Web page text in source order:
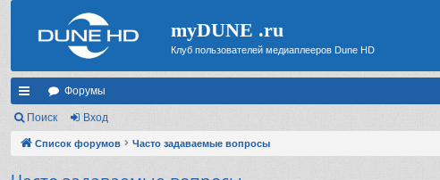
myDUNE .ru
Клуб пользователей медиаплееров Dune HD
с
ы
Форумы
Поиск Вход
Список форумов Часто задаваемые вопросы